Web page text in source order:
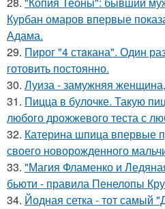
Курбан омаров впервые
Адама.
29. Пирог "4 стaкана". Один
готовить постоянно.
30. Луиза - замужняя
31. Пицца в булочке. Такую
любого дрожжевого теста с
32. Катерина шпица впервые
своего новорожденного
33. "Магия Фламенко и
бьюти - правила Пенелопы
34. Йодная сетка - тот самый